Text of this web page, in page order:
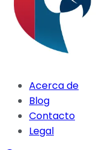
Acerca de
Blog
Contacto
Legal